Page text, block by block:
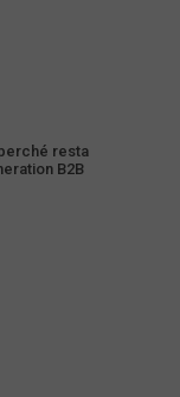
resta
B2B